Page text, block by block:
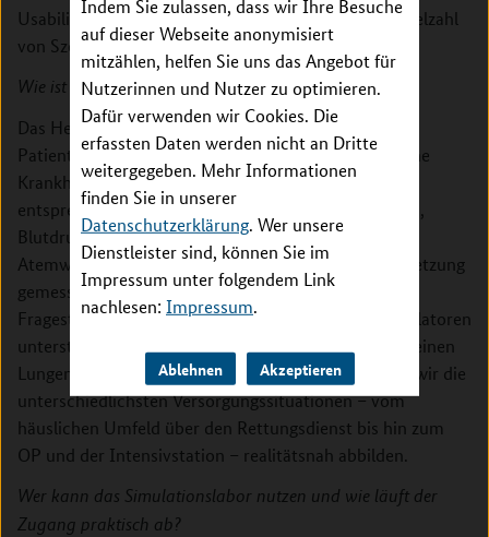
Indem Sie zulassen, dass wir Ihre Besuche
auf dieser Webseite anonymisiert
mitzählen, helfen Sie uns das Angebot für
Nutzerinnen und Nutzer zu optimieren.
Dafür verwenden wir Cookies. Die
erfassten Daten werden nicht an Dritte
weitergegeben. Mehr Informationen
finden Sie in unserer
Datenschutzerklärung. Wer unsere
Dienstleister sind, können Sie im
Impressum unter folgendem Link
nachlesen: Impressum.
Ablehnen Akzeptieren
Usability-Labor nun so ausbauen, dass es für eine Vielzahl
von Szenarien genutzt werden kann.
Wie ist das Labor ausgestattet?
Das Herzstück des Simulationslabors ist ein
Patientensimulator – eine Puppe, an der verschiedene
Krankheitsbilder und Zustände simuliert und die
entsprechenden physiologischen Parameter wie EKG,
Blutdruck, Sauerstoffsättigung, aber auch
Atemwegswiderstände und die Atemgaszusammensetzung
gemessen werden können. Für spezifischere
Fragestellungen können wir dies durch weitere Simulatoren
unterstützen, z. B. für die Beatmungsmedizin durch einen
Lungensimulator. Rund um die Simulatoren können wir die
unterschiedlichsten Versorgungssituationen – vom
häuslichen Umfeld über den Rettungsdienst bis hin zum
OP und der Intensivstation – realitätsnah abbilden.
Wer kann das Simulationslabor nutzen und wie läuft der
Zugang praktisch ab?